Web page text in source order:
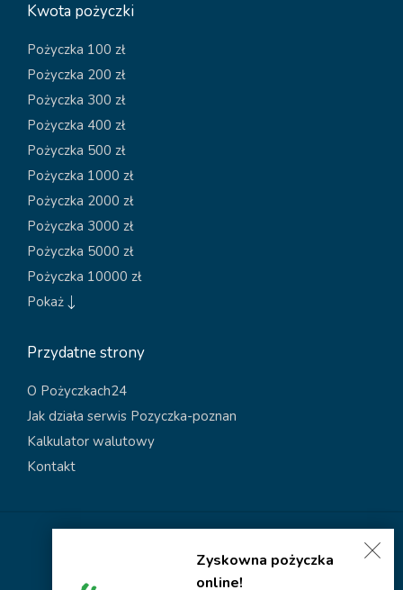
Zyskowna pożyczka
online!
Kwota pożyczki
Pożyczka 100 zł
Pożyczka 200 zł
Pożyczka 300 zł
Pożyczka 400 zł
Pożyczka 500 zł
Pożyczka 1000 zł
Pożyczka 2000 zł
Pożyczka 3000 zł
Pożyczka 5000 zł
Pożyczka 10000 zł
Pokaż
Przydatne strony
O Pożyczkach24
Jak działa serwis Pozyczka-poznan
Kalkulator walutowy
Kontakt
Polityka prywatności